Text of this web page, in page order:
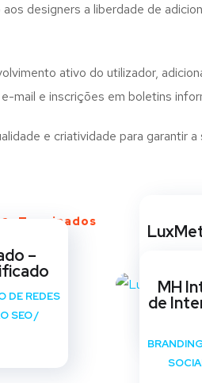
designers a liberdade de
ativo do utilizador,
mail e inscrições em boletins
e criatividade para garantir
Terminados
–
DE REDES
SEO/
MH
de